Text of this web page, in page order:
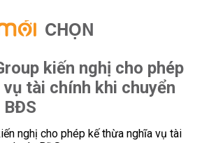
CHỌN
kiến nghị cho phép
tài chính khi chuyển